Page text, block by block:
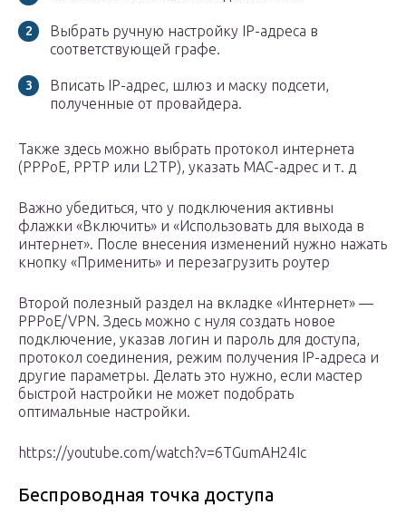
Выбрать ручную настройку IP-адреса в
соответствующей графе.
Вписать IP-адрес, шлюз и маску подсети,
полученные от провайдера.
Также здесь можно выбрать протокол интернета
(PPPoE, PPTP или L2TP), указать MAC-адрес и т. д
Важно убедиться, что у подключения активны
флажки «Включить» и «Использовать для выхода в
интернет». После внесения изменений нужно нажать
кнопку «Применить» и перезагрузить роутер
Второй полезный раздел на вкладке «Интернет» —
PPPoE/VPN. Здесь можно с нуля создать новое
подключение, указав логин и пароль для доступа,
протокол соединения, режим получения IP-адреса и
другие параметры. Делать это нужно, если мастер
быстрой настройки не может подобрать
оптимальные настройки.
https://youtube.com/watch?v=6TGumAH24Ic
Беспроводная точка доступа